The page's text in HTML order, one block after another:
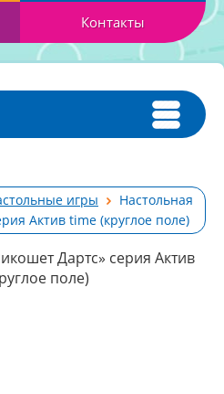
Контакты
игры
Настольная
Aктив time (круглое поле)